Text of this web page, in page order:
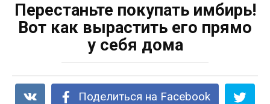
Перестаньте покупать имбирь!
Вот как вырастить его прямо
у себя дома
Поделиться на Facebook